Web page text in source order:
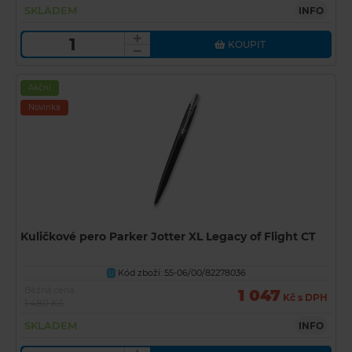
SKLADEM INFO
KOUPIT
Akční
Novinka
Kuličkové pero Parker Jotter XL Legacy of Flight CT
U Kód zboží: 55-06/00/82278036
1 047 Kč s DPH
SKLADEM INFO